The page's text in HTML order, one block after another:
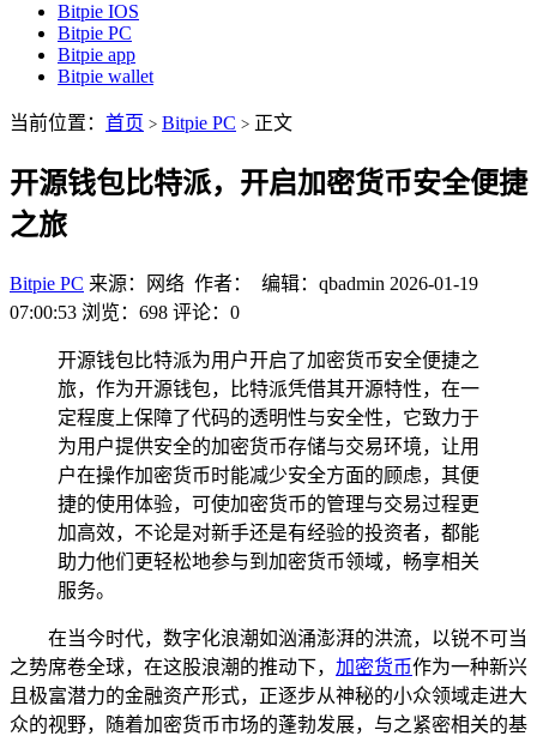
Bitpie IOS
Bitpie PC
Bitpie app
Bitpie wallet
当前位置： 首页 > Bitpie PC > 正文
开源钱包比特派，开启加密货币安全便捷
之旅
Bitpie PC 来源：网络 作者： 编辑：qbadmin 2026-01-19
07:00:53 浏览：698 评论：0
开源钱包比特派为用户开启了加密货币安全便捷之
旅，作为开源钱包，比特派凭借其开源特性，在一
定程度上保障了代码的透明性与安全性，它致力于
为用户提供安全的加密货币存储与交易环境，让用
户在操作加密货币时能减少安全方面的顾虑，其便
捷的使用体验，可使加密货币的管理与交易过程更
加高效，不论是对新手还是有经验的投资者，都能
助力他们更轻松地参与到加密货币领域，畅享相关
服务。
在当今时代，数字化浪潮如汹涌澎湃的洪流，以锐不可当
之势席卷全球，在这股浪潮的推动下， 加密货币作为一种新兴
且极富潜力的金融资产形式，正逐步从神秘的小众领域走进大
众的视野，随着加密货币市场的蓬勃发展，与之紧密相关的基